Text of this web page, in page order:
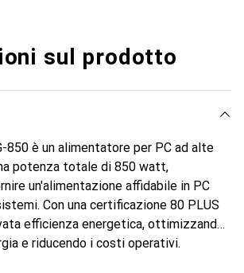
sul prodotto
850 è un alimentatore per PC ad alte
potenza totale di 850 watt,
un'alimentazione affidabile in PC
Con una certificazione 80 PLUS
efficienza energetica, ottimizzando
e riducendo i costi operativi.